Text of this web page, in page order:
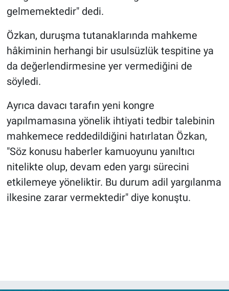
gelmemektedir" dedi.
Özkan, duruşma tutanaklarında mahkeme
hâkiminin herhangi bir usulsüzlük tespitine ya
da değerlendirmesine yer vermediğini de
söyledi.
Ayrıca davacı tarafın yeni kongre
yapılmamasına yönelik ihtiyati tedbir talebinin
mahkemece reddedildiğini hatırlatan Özkan,
"Söz konusu haberler kamuoyunu yanıltıcı
nitelikte olup, devam eden yargı sürecini
etkilemeye yöneliktir. Bu durum adil yargılanma
ilkesine zarar vermektedir" diye konuştu.